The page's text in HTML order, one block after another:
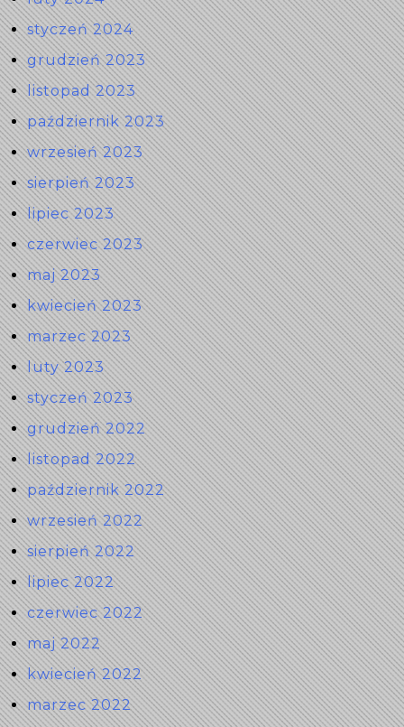
styczeń 2024
grudzień 2023
listopad 2023
październik 2023
wrzesień 2023
sierpień 2023
lipiec 2023
czerwiec 2023
maj 2023
kwiecień 2023
marzec 2023
luty 2023
styczeń 2023
grudzień 2022
listopad 2022
październik 2022
wrzesień 2022
sierpień 2022
lipiec 2022
czerwiec 2022
maj 2022
kwiecień 2022
marzec 2022